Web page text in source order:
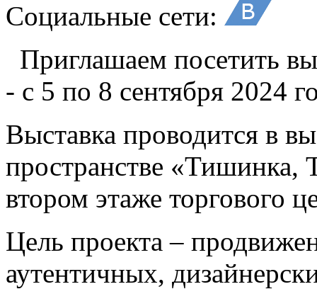
Социальные сети:
Приглашаем посетить
- с 5 по 8 сентября 2024
Выставка проводится в
пространстве
втором этаже торгового
Цель проекта –
аутентичных,